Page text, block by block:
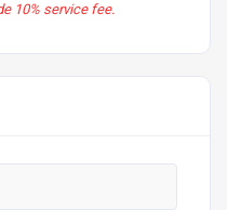
10% service fee.